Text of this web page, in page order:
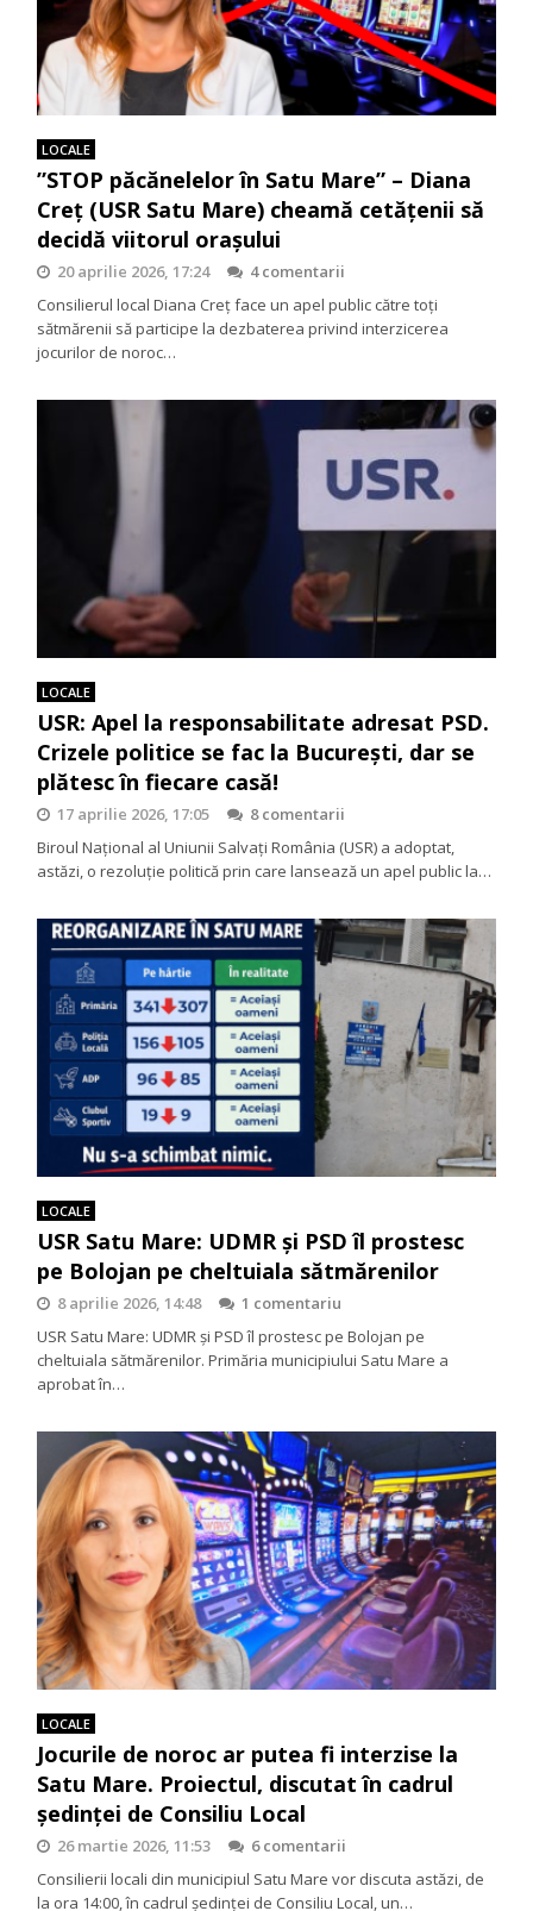
LOCALE
”STOP păcănelelor în Satu Mare” – Diana
Creț (USR Satu Mare) cheamă cetățenii să
decidă viitorul orașului
20 aprilie 2026, 17:24
4 comentarii
Consilierul local Diana Creț face un apel public către toți
sătmărenii să participe la dezbaterea privind interzicerea
jocurilor de noroc…
LOCALE
USR: Apel la responsabilitate adresat PSD.
Crizele politice se fac la București, dar se
plătesc în fiecare casă!
17 aprilie 2026, 17:05
8 comentarii
Biroul Național al Uniunii Salvați România (USR) a adoptat,
astăzi, o rezoluție politică prin care lansează un apel public la…
LOCALE
USR Satu Mare: UDMR și PSD îl prostesc
pe Bolojan pe cheltuiala sătmărenilor
8 aprilie 2026, 14:48
1 comentariu
USR Satu Mare: UDMR și PSD îl prostesc pe Bolojan pe
cheltuiala sătmărenilor. Primăria municipiului Satu Mare a
aprobat în…
LOCALE
Jocurile de noroc ar putea fi interzise la
Satu Mare. Proiectul, discutat în cadrul
ședinței de Consiliu Local
26 martie 2026, 11:53
6 comentarii
Consilierii locali din municipiul Satu Mare vor discuta astăzi, de
la ora 14:00, în cadrul ședinței de Consiliu Local, un…